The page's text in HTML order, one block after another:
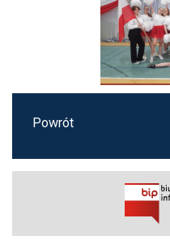
Powrót